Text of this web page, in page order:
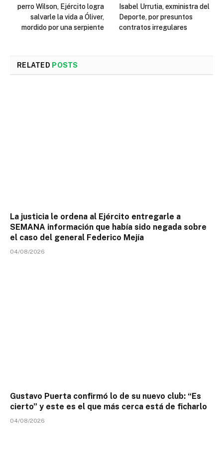
perro Wilson, Ejército logra
salvarle la vida a Óliver,
mordido por una serpiente
Isabel Urrutia, exministra del
Deporte, por presuntos
contratos irregulares
RELATED POSTS
La justicia le ordena al Ejército entregarle a
SEMANA información que había sido negada sobre
el caso del general Federico Mejía
04/08/2026
Gustavo Puerta confirmó lo de su nuevo club: “Es
cierto” y este es el que más cerca está de ficharlo
04/08/2026